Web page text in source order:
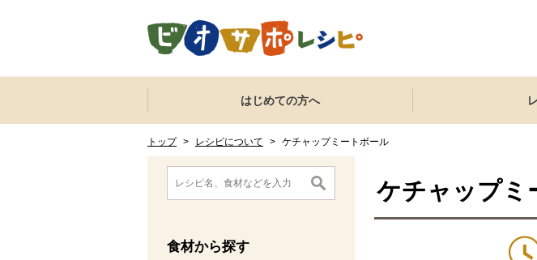
ここからサイト内共通メニューです。
サイト内共通メニューをスキップする
はじめての方へ
トップ > レシピについて > ケチャップミートボール
ここから消費材検索メニューです。
食材から探す
消費材検索メニューここまで。
ここから本文です。
ケチャップミ